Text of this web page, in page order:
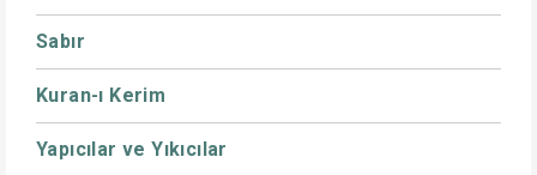
Sabır
Kuran-ı Kerim
Yapıcılar ve Yıkıcılar